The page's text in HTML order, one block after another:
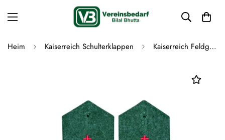
Heim Kaiserreich Schulterklappen Kaiserreich Feldgrau Schulterklappen